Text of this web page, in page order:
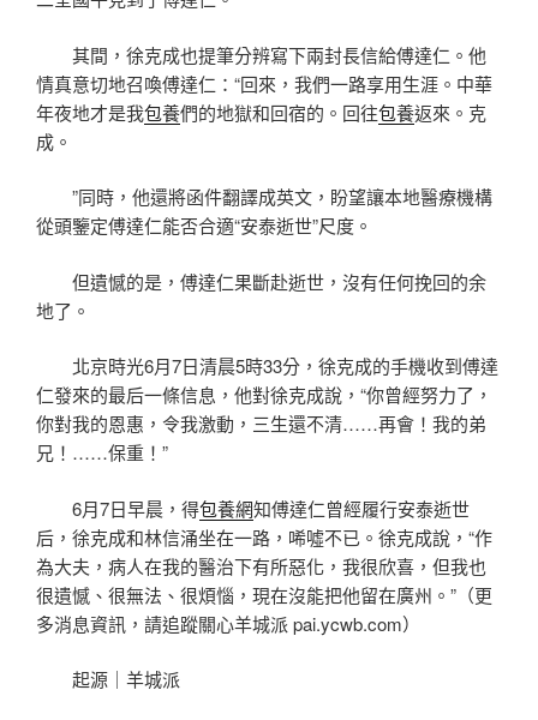
其間，徐克成也提筆分辨寫下兩封長信給傅達仁。他
情真意切地召喚傅達仁：“回來，我們一路享用生涯。中華
年夜地才是我包養們的地獄和回宿的。回往包養返來。克
成。
”同時，他還將函件翻譯成英文，盼望讓本地醫療機構
從頭鑒定傅達仁能否合適“安泰逝世”尺度。
但遺憾的是，傅達仁果斷赴逝世，沒有任何挽回的余
地了。
北京時光6月7日清晨5時33分，徐克成的手機收到傅達
仁發來的最后一條信息，他對徐克成說，“你曾經努力了，
你對我的恩惠，令我激動，三生還不清……再會！我的弟
兄！……保重！”
6月7日早晨，得包養網知傅達仁曾經履行安泰逝世
后，徐克成和林信涌坐在一路，唏噓不已。徐克成說，“作
為大夫，病人在我的醫治下有所惡化，我很欣喜，但我也
很遺憾、很無法、很煩惱，現在沒能把他留在廣州。”（更
多消息資訊，請追蹤關心羊城派 pai.ycwb.com）
起源｜羊城派